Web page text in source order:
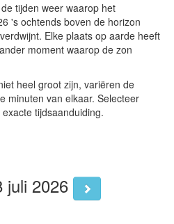
tijden weer waarop het
's ochtends boven de horizon
Elke plaats op aarde heeft
moment waarop de zon
heel groot zijn, variëren de
minuten van elkaar. Selecteer
tijdsaanduiding.
juli 2026